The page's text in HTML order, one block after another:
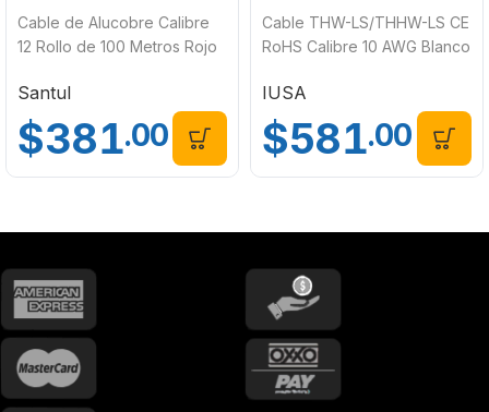
Cable de Alucobre Calibre
12 Rollo de 100 Metros Rojo
Santul
$381.00
Cable THW-LS/THHW-LS CE
RoHS Calibre 10 AWG Blanco
IUSA
$581.00